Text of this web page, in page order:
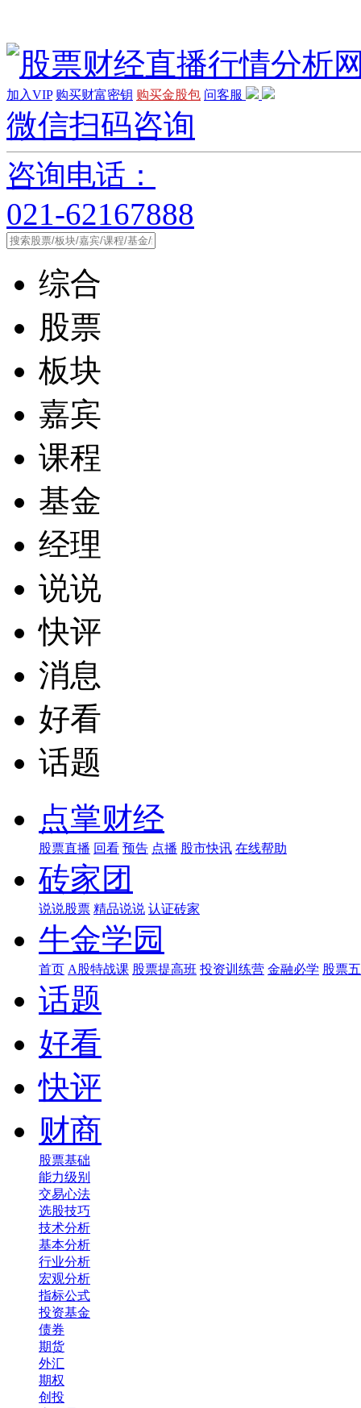
加入VIP 购买财富密钥 购买金股包 问客服
微信扫码咨询
咨询电话：
021-62167888
综合
股票
板块
嘉宾
课程
基金
经理
说说
快评
消息
好看
话题
点掌财经
股票直播 回看 预告 点播 股市快讯 在线帮助
砖家团
说说股票 精品说说 认证砖家
牛金学园
首页 A股特战课 股票提高班 投资训练营 金融必学 股票
话题
好看
快评
财商
股票基础
能力级别
交易心法
选股技巧
技术分析
基本分析
行业分析
宏观分析
指标公式
投资基金
债券
期货
外汇
期权
创投